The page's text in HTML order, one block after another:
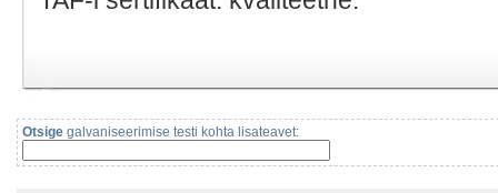
Otsige galvaniseerimise testi kohta lisateavet: